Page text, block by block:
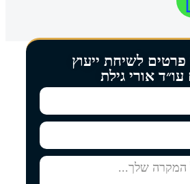
לשיחת ייעוץ
אורי גילת